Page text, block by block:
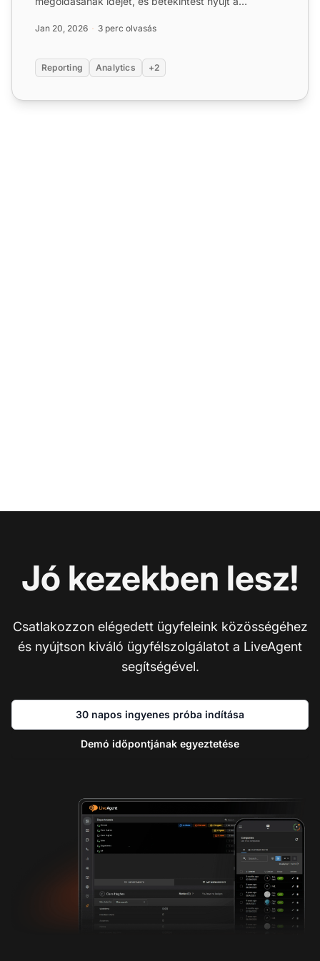
Jan 20, 2026 3 perc olvasás
Reporting Analytics +2
Jó kezekben lesz!
Csatlakozzon elégedett ügyfeleink közösségéhez
és nyújtson kiváló ügyfélszolgálatot a LiveAgent
segítségével.
30 napos ingyenes próba indítása
Demó időpontjának egyeztetése